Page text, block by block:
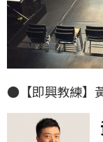
●【即興教練】